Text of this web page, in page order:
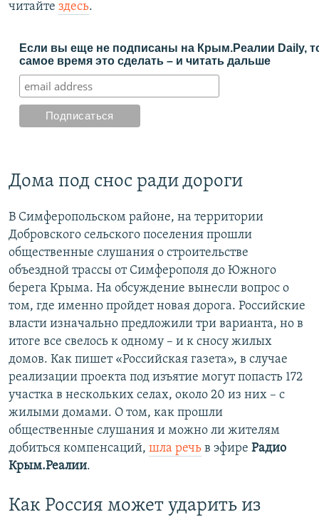
читайте здесь.
Если вы еще не подписаны на Крым.Реалии Daily,
самое время это сделать – и читать дальше
Дома под снос ради дороги
В Симферопольском районе, на территории
Добровского сельского поселения прошли
общественные слушания о строительстве
объездной трассы от Симферополя до Южного
берега Крыма. На обсуждение вынесли вопрос о
том, где именно пройдет новая дорога. Российские
власти изначально предложили три варианта, но в
итоге все свелось к одному – и к сносу жилых
домов. Как пишет «Российская газета», в случае
реализации проекта под изъятие могут попасть 172
участка в нескольких селах, около 20 из них – с
жилыми домами. О том, как прошли
общественные слушания и можно ли жителям
добиться компенсаций, шла речь в эфире Радио
Крым.Реалии.
Как Россия может ударить из